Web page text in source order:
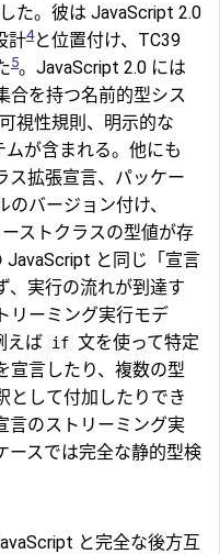
た。彼は JavaScript 2.0
計4と位置付け、TC39
5。JavaScript 2.0 には
合を持つ名前的型シス
視性規則、明示的な
が含まれる。他にも
ス拡張宣言、パッケー
バージョン付け、
ストクラスの型値が存
JavaScript と同じ「宣言
、実行の流れが到達す
リーミング実行モデ
えば if 文を使って特定
宣言したり、複数の型
として付加したりでき
言のストリーミング実
ースでは完全な静的型検
と完全な後方互